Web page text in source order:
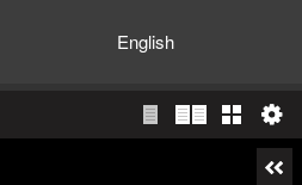
English